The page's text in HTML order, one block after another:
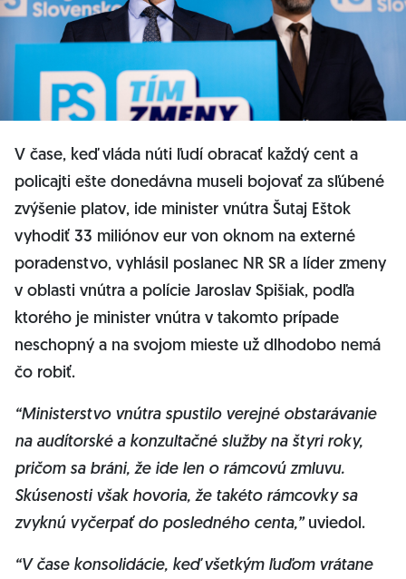
V čase, keď vláda núti ľudí obracať každý cent a
policajti ešte donedávna museli bojovať za sľúbené
zvýšenie platov, ide minister vnútra Šutaj Eštok
vyhodiť 33 miliónov eur von oknom na externé
poradenstvo, vyhlásil poslanec NR SR a líder zmeny
v oblasti vnútra a polície Jaroslav Spišiak, podľa
ktorého je minister vnútra v takomto prípade
neschopný a na svojom mieste už dlhodobo nemá
čo robiť.
“Ministerstvo vnútra spustilo verejné obstarávanie
na audítorské a konzultačné služby na štyri roky,
pričom sa bráni, že ide len o rámcovú zmluvu.
Skúsenosti však hovoria, že takéto rámcovky sa
zvyknú vyčerpať do posledného centa,”uviedol.
“V čase konsolidácie, keď všetkým ľuďom vrátane